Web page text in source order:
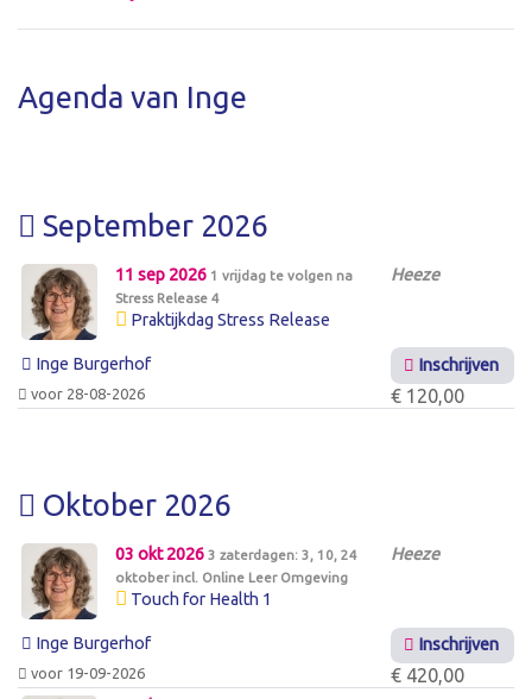
Agenda van Inge
September 2026
11 sep 2026 1 vrijdag te volgen na
Stress Release 4
Praktijkdag Stress Release
Heeze
Inge Burgerhof
voor 28-08-2026
Inschrijven
€ 120,00
Oktober 2026
03 okt 2026 3 zaterdagen: 3, 10, 24
oktober incl. Online Leer Omgeving
Touch for Health 1
Heeze
Inge Burgerhof
voor 19-09-2026
Inschrijven
€ 420,00